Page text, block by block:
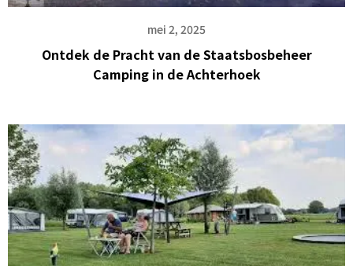
mei 2, 2025
Ontdek de Pracht van de Staatsbosbeheer
Camping in de Achterhoek